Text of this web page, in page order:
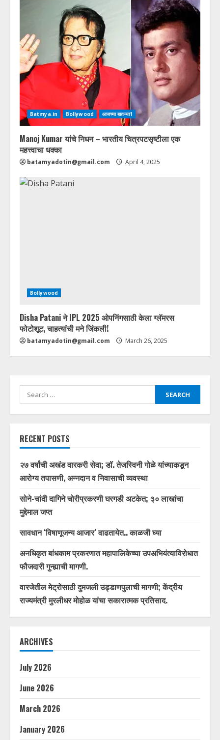
Batmya.in Bollywood आजच्या बातम्या1
Manoj Kumar यांचे निधन – भारतीय चित्रपटसृष्टीला एक
महत्त्वाचा धक्का
batamyadotin@gmail.com April 4, 2025
Bollywood
Disha Patani ने IPL 2025 ओपनिंगसाठी केला ग्लॅमरस
फोटोशूट, चाहत्यांची मने जिंकली!
batamyadotin@gmail.com March 26, 2025
Search
for:
RECENT POSTS
२७ वर्षांची अखंड वारकरी सेवा; डॉ. तेजस्विनी गोळे यांच्याकडून
आरोग्य तपासणी, अन्नदान व निवासाची व्यवस्था
सोने-चांदी दागिने चोरीप्रकरणी घरगडी अटकेत; ३० लाखांचा
मुद्देमाल जप्त
सावधान ‘विषाणूजन्य आजार’ वाढतायेत.. काळजी घ्या
अनधिकृत बांधकाम प्रकरणात महापालिकेच्या उपअभियंत्याविरोधात
फौजदारी गुन्ह्याची मागणी.
वारजेतील मेट्रोसाठी दुमजली उड्डाणपुलाची मागणी; केंद्रीय
राज्यमंत्री मुरलीधर मोहोळ यांचा सकारात्मक प्रतिसाद.
ARCHIVES
July 2026
June 2026
March 2026
January 2026